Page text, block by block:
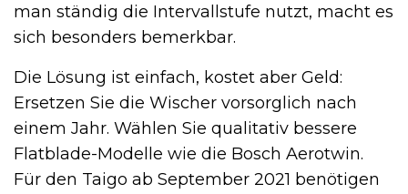
man ständig die Intervallstufe nutzt, macht es
sich besonders bemerkbar.
Die Lösung ist einfach, kostet aber Geld:
Ersetzen Sie die Wischer vorsorglich nach
einem Jahr. Wählen Sie qualitativ bessere
Flatblade-Modelle wie die Bosch Aerotwin.
Für den Taigo ab September 2021 benötigen